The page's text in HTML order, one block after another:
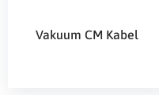
Vakuum CM Kabel